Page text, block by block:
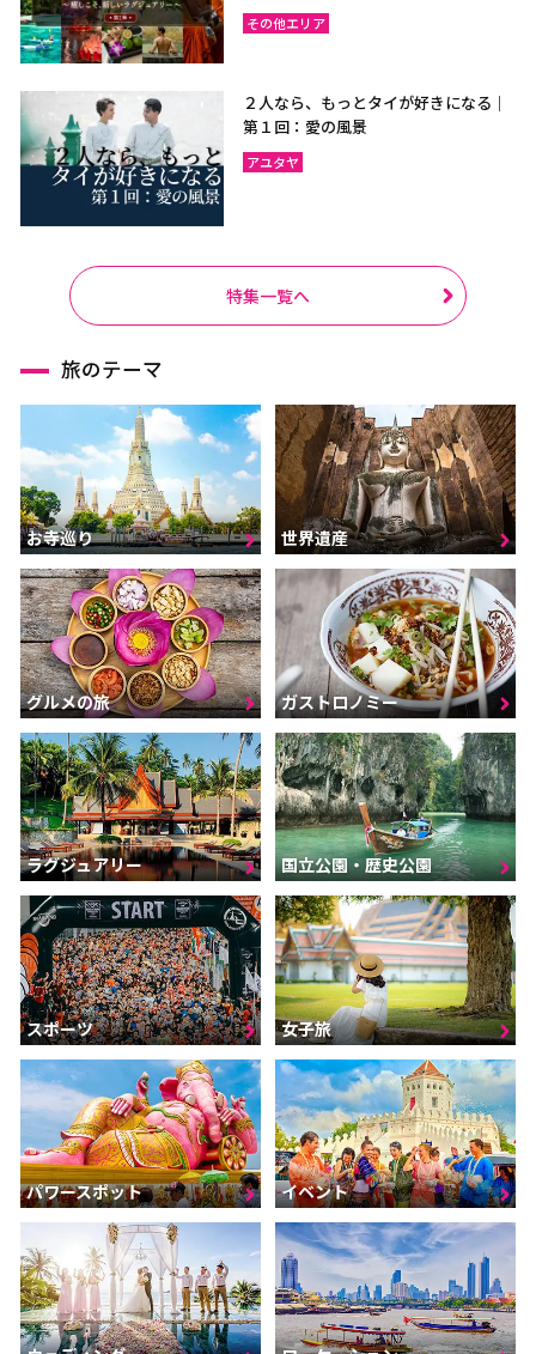
その他エリア
２人なら、もっとタイが好きになる｜
第１回：愛の風景
アユタヤ
特集一覧へ
旅のテーマ
お寺巡り 世界遺産
グルメの旅 ガストロノミー
ラグジュアリー 国立公園・歴史公園
スポーツ 女子旅
パワースポット イベント